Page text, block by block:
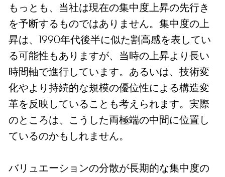
もっとも、当社は現在の集中度上昇の先行き
を予断するものではありません。集中度の上
昇は、1990年代後半に似た割高感を表してい
る可能性もありますが、当時の上昇より長い
時間軸で進行しています。あるいは、技術変
化やより持続的な規模の優位性による構造変
革を反映していることも考えられます。実際
のところは、こうした両極端の中間に位置し
ているのかもしれません。
バリュエーションの分散が長期的な集中度の